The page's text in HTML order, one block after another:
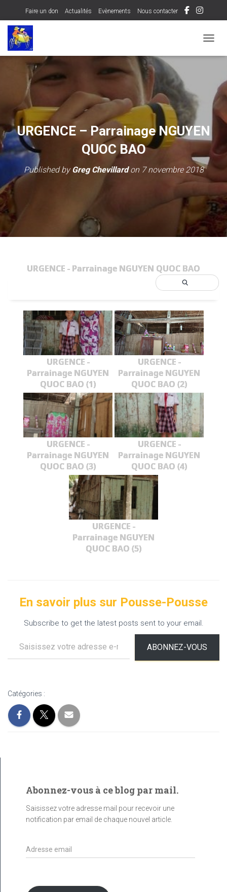
Faire un don Actualités Evènements Nous contacter
URGENCE – Parrainage NGUYEN
QUOC BAO
Published byGreg Chevillardon 7 novembre 2018
URGENCE - Parrainage NGUYEN QUOC BAO
URGENCE -
Parrainage NGUYEN
QUOC BAO (1)
URGENCE -
Parrainage NGUYEN
QUOC BAO (2)
URGENCE -
Parrainage NGUYEN
QUOC BAO (3)
URGENCE -
Parrainage NGUYEN
QUOC BAO (4)
URGENCE -
Parrainage NGUYEN
QUOC BAO (5)
En savoir plus sur Pousse-Pousse
Subscribe to get the latest posts sent to your email.
ABONNEZ-VOUS
Catégories :
Abonnez-vous à ce blog par mail.
Saisissez votre adresse mail pour recevoir une
notification par email de chaque nouvel article.
A
d
s